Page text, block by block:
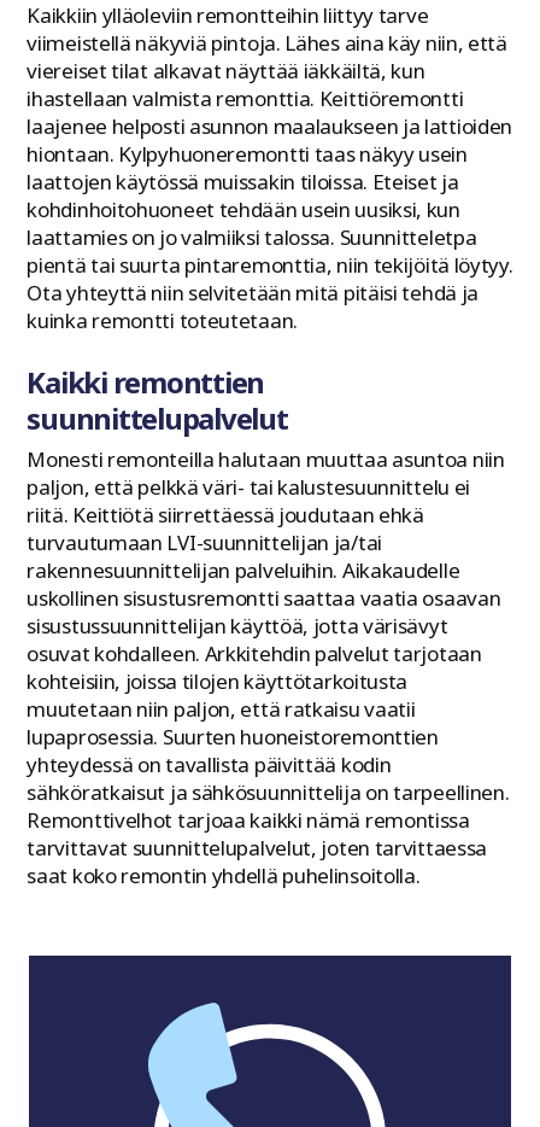
Kaikkiin ylläoleviin remontteihin liittyy tarve
viimeistellä näkyviä pintoja. Lähes aina käy niin, että
viereiset tilat alkavat näyttää iäkkäiltä, kun
ihastellaan valmista remonttia. Keittiöremontti
laajenee helposti asunnon maalaukseen ja lattioiden
hiontaan. Kylpyhuoneremontti taas näkyy usein
laattojen käytössä muissakin tiloissa. Eteiset ja
kohdinhoitohuoneet tehdään usein uusiksi, kun
laattamies on jo valmiiksi talossa. Suunnitteletpa
pientä tai suurta pintaremonttia, niin tekijöitä löytyy.
Ota yhteyttä niin selvitetään mitä pitäisi tehdä ja
kuinka remontti toteutetaan.
Kaikki remonttien
suunnittelupalvelut
Monesti remonteilla halutaan muuttaa asuntoa niin
paljon, että pelkkä väri- tai kalustesuunnittelu ei
riitä. Keittiötä siirrettäessä joudutaan ehkä
turvautumaan LVI-suunnittelijan ja/tai
rakennesuunnittelijan palveluihin. Aikakaudelle
uskollinen sisustusremontti saattaa vaatia osaavan
sisustussuunnittelijan käyttöä, jotta värisävyt
osuvat kohdalleen. Arkkitehdin palvelut tarjotaan
kohteisiin, joissa tilojen käyttötarkoitusta
muutetaan niin paljon, että ratkaisu vaatii
lupaprosessia. Suurten huoneistoremonttien
yhteydessä on tavallista päivittää kodin
sähköratkaisut ja sähkösuunnittelija on tarpeellinen.
Remonttivelhot tarjoaa kaikki nämä remontissa
tarvittavat suunnittelupalvelut, joten tarvittaessa
saat koko remontin yhdellä puhelinsoitolla.